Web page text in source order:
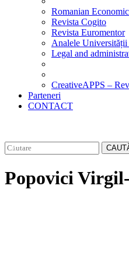
Romanian
Revista Cogito
Revista Euromentor
Analele
Legal and
CreativeAPPS –
Parteneri
CONTACT
Popovici